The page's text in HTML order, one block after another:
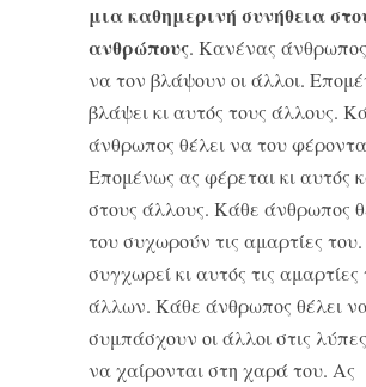
μια καθημερινή συνήθεια
ανθρώπους. Κανένας άνθρωπος
να τον βλάψουν οι άλλοι.
βλάψει κι αυτός τους άλλους.
άνθρωπος θέλει να του
Επομένως ας φέρεται κι αυτός
στους άλλους. Κάθε άνθρωπος
του συχωρούν τις αμαρτίες
συγχωρεί κι αυτός τις
άλλων. Κάθε άνθρωπος θέλει
συμπάσχουν οι άλλοι στις
να χαίρονται στη χαρά του. Ας